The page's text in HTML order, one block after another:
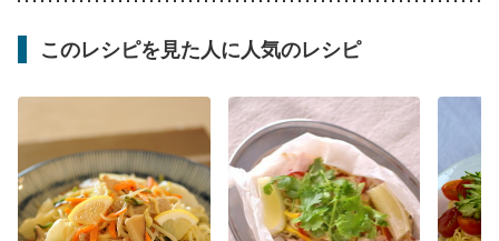
このレシピを見た人に人気のレシピ